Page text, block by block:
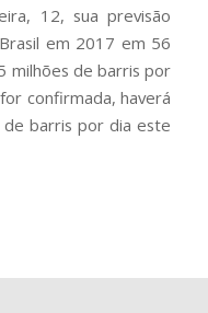
12, sua previsão
em 2017 em 56
milhões de barris por
confirmada, haverá
barris por dia este